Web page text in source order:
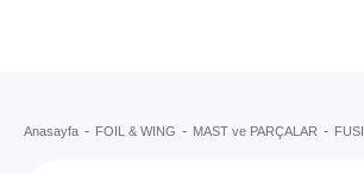
Anasayfa FOIL & WING MAST ve PARÇALAR